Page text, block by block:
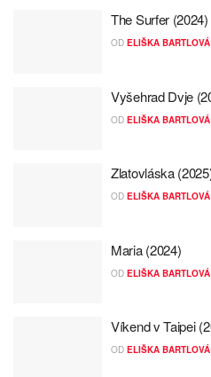
The Surfer (2024)
OD ELIŠKA BARTLOVÁ
Vyšehrad Dvje
OD ELIŠKA BARTLOVÁ
Zlatovláska
OD ELIŠKA BARTLOVÁ
Maria (2024)
OD ELIŠKA BARTLOVÁ
Víkend v Taipei
OD ELIŠKA BARTLOVÁ